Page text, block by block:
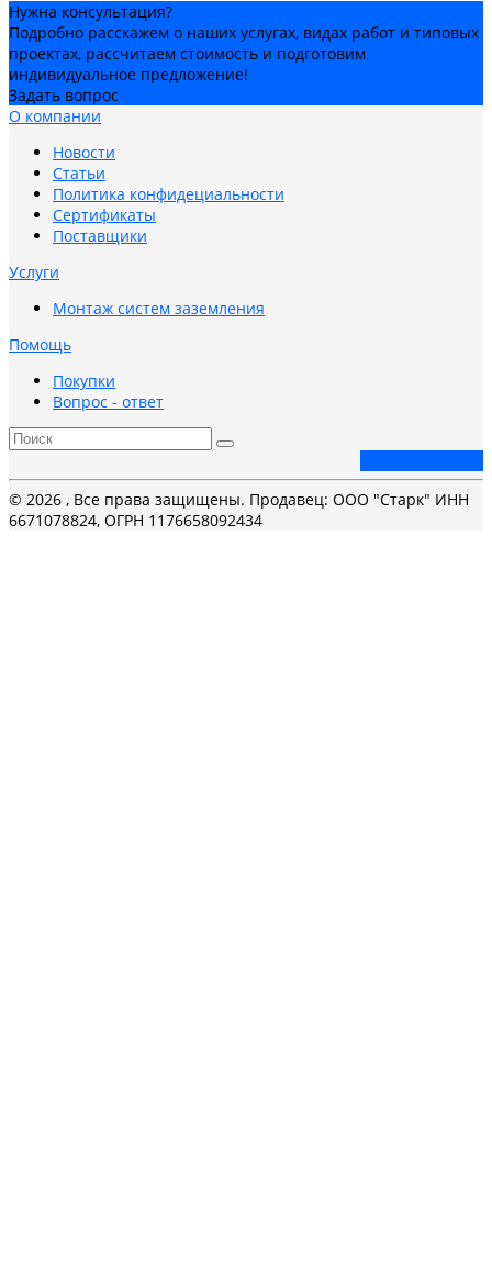
Нужна консультация?
Подробно расскажем о наших услугах, видах работ и типовых
проектах, рассчитаем стоимость и подготовим
индивидуальное предложение!
Задать вопрос
О компании
Новости
Статьи
Политика конфидециальности
Сертификаты
Поставщики
Услуги
Монтаж систем заземления
Помощь
Покупки
Вопрос - ответ
© 2026 , Все права защищены. Продавец: ООО "Старк" ИНН
6671078824, ОГРН 1176658092434